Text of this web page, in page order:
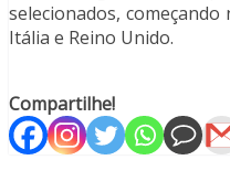
selecionados, começando
Itália e Reino Unido.
Compartilhe!